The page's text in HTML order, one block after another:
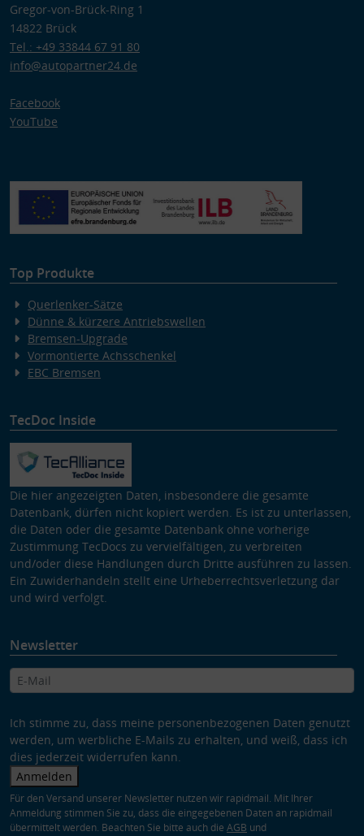
Gregor-von-Brück-Ring 1
14822 Brück
Tel.: +49 33844 67 91 80
info@autopartner24.de
Facebook
YouTube
Top Produkte
Querlenker-Sätze
Dünne & kürzere Antriebswellen
Bremsen-Upgrade
Vormontierte Achsschenkel
EBC Bremsen
TecDoc Inside
Die hier angezeigten Daten, insbesondere die gesamte
Datenbank, dürfen nicht kopiert werden. Es ist zu unterlassen,
die Daten oder die gesamte Datenbank ohne vorherige
Zustimmung TecDocs zu vervielfältigen, zu verbreiten
und/oder diese Handlungen durch Dritte ausführen zu lassen.
Ein Zuwiderhandeln stellt eine Urheberrechtsverletzung dar
und wird verfolgt.
Newsletter
Ich stimme zu, dass meine personenbezogenen Daten genutzt
werden, um werbliche E-Mails zu erhalten, und weiß, dass ich
dies jederzeit widerrufen kann.
Anmelden
Für den Versand unserer Newsletter nutzen wir rapidmail. Mit Ihrer
Anmeldung stimmen Sie zu, dass die eingegebenen Daten an rapidmail
übermittelt werden. Beachten Sie bitte auch die AGB und